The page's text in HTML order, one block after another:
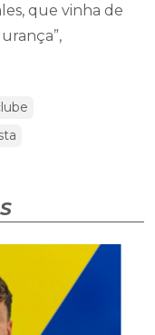
que vinha de